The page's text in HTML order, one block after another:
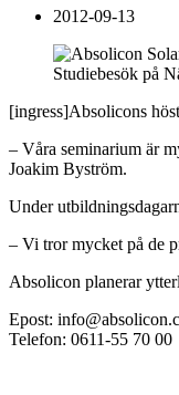
2012-09-13
Studiebesök på
[ingress]Absolicons
– Våra seminarium är
Joakim Byström.
Under
– Vi tror mycket på de
Absolicon planerar
Epost:
Telefon: 0611-55 70 00